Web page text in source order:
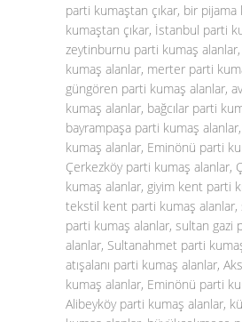
parti kumaştan çıkar, bir
kumaştan çıkar, İstanbul parti
zeytinburnu parti kumaş
kumaş alanlar, merter parti
güngören parti kumaş alanlar,
kumaş alanlar, bağcılar parti
bayrampaşa parti kumaş
kumaş alanlar, Eminönü parti
Çerkezköy parti kumaş alanlar,
kumaş alanlar, giyim kent parti
tekstil kent parti kumaş alanlar,
parti kumaş alanlar, sultan gazi
alanlar, Sultanahmet parti
atışalanı parti kumaş alanlar,
kumaş alanlar, Eminönü parti
Alibeyköy parti kumaş alanlar,